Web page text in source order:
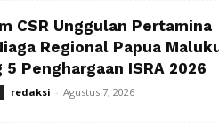
CSR Unggulan Pertamina
Regional Papua
5 Penghargaan ISRA 2026
redaksi - Agustus 7, 2026